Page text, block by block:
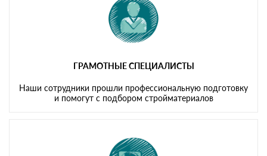
ГРАМОТНЫЕ СПЕЦИАЛИСТЫ
Наши сотрудники прошли профессиональную подготовку
и помогут с подбором стройматериалов